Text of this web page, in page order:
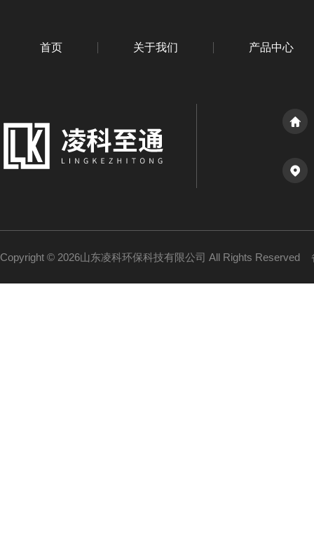
首页 关于我们 产品中心
Copyright © 2026山东凌科环保科技有限公司 All Rights Reserved